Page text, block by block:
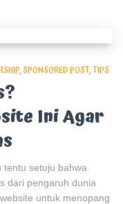
SPONSORED POST TIPS
Ini Agar
tentu setuju bahwa
dari pengaruh dunia
untuk menopang